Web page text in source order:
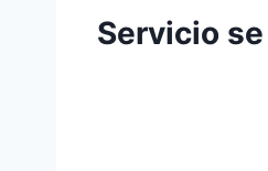
Servicio